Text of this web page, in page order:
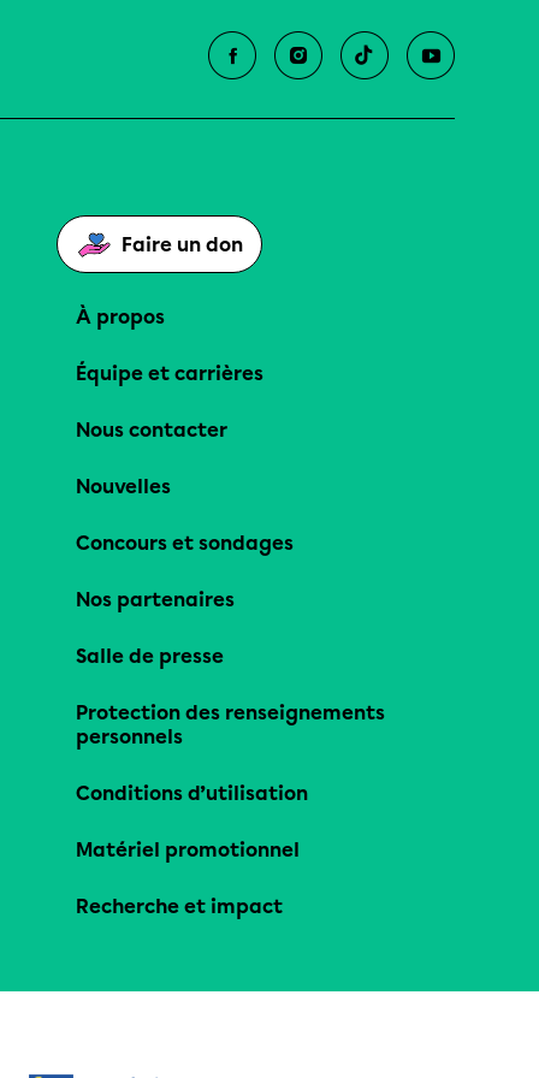
Faire un don
À propos
Équipe et carrières
Nous contacter
Nouvelles
Concours et sondages
Nos partenaires
Salle de presse
Protection des renseignements
personnels
Conditions d’utilisation
Matériel promotionnel
Recherche et impact